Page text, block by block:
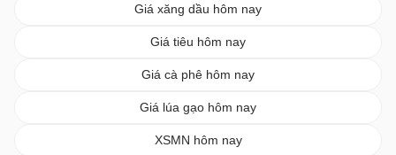
Giá xăng dầu hôm nay
Giá tiêu hôm nay
Giá cà phê hôm nay
Giá lúa gạo hôm nay
XSMN hôm nay